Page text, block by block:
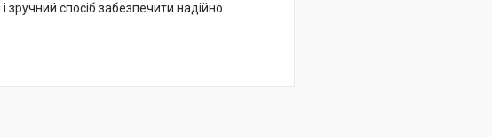
спосіб забезпечити надійно